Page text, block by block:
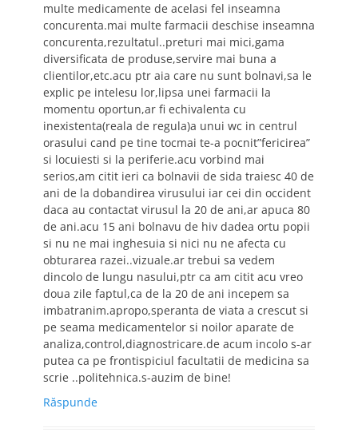
multe medicamente de acelasi fel inseamna
concurenta.mai multe farmacii deschise inseamna
concurenta,rezultatul..preturi mai mici,gama
diversificata de produse,servire mai buna a
clientilor,etc.acu ptr aia care nu sunt bolnavi,sa le
explic pe intelesu lor,lipsa unei farmacii la
momentu oportun,ar fi echivalenta cu
inexistenta(reala de regula)a unui wc in centrul
orasului cand pe tine tocmai te-a pocnit”fericirea”
si locuiesti si la periferie.acu vorbind mai
serios,am citit ieri ca bolnavii de sida traiesc 40 de
ani de la dobandirea virusului iar cei din occident
daca au contactat virusul la 20 de ani,ar apuca 80
de ani.acu 15 ani bolnavu de hiv dadea ortu popii
si nu ne mai inghesuia si nici nu ne afecta cu
obturarea razei..vizuale.ar trebui sa vedem
dincolo de lungu nasului,ptr ca am citit acu vreo
doua zile faptul,ca de la 20 de ani incepem sa
imbatranim.apropo,speranta de viata a crescut si
pe seama medicamentelor si noilor aparate de
analiza,control,diagnostricare.de acum incolo s-ar
putea ca pe frontispiciul facultatii de medicina sa
scrie ..politehnica.s-auzim de bine!
Răspunde